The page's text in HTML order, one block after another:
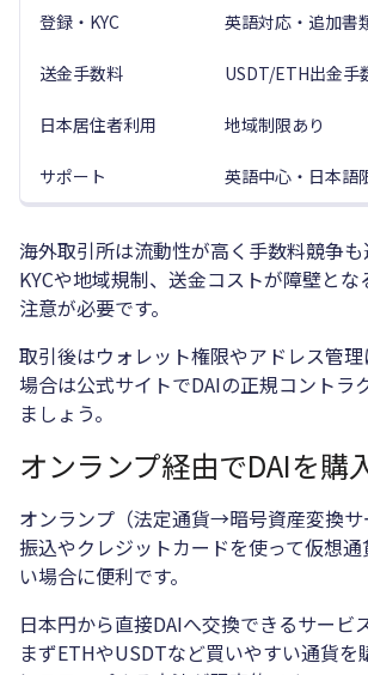
登録・KYC 英語対応・追加書
送金手数料 USDT/ETH出金手
日本居住者利用 地域制限あり
サポート 英語中心・日本語
海外取引所は流動性が高く手数料競争も
KYCや地域規制、送金コストが障壁と
注意が必要です。
取引後はウォレット権限やアドレス管
場合は公式サイトでDAIの正規コントラ
ましょう。
オンランプ経由でDAIを購
オンランプ（法定通貨→暗号資産変換
振込やクレジットカードを使って仮想
い場合に便利です。
日本円から直接DAIへ交換できるサービ
まずETHやUSDTなど買いやすい通貨を